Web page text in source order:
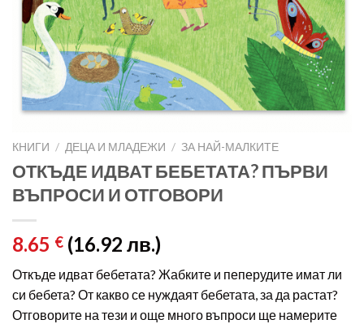
КНИГИ / ДЕЦА И МЛАДЕЖИ / ЗА НАЙ-МАЛКИТЕ
ОТКЪДЕ ИДВАТ БЕБЕТАТА? ПЪРВИ
ВЪПРОСИ И ОТГОВОРИ
8.65 € (16.92 лв.)
Откъде идват бебетата? Жабките и пеперудите имат ли
си бебета? От какво се нуждаят бебетата, за да растат?
Отговорите на тези и още много въпроси ще намерите